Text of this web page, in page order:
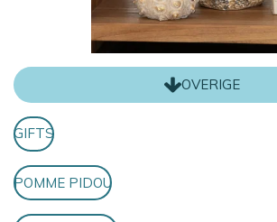
OVERIGE
GIFTS
POMME PIDOU